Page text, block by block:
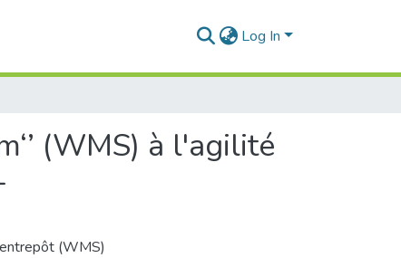
Log In
(WMS) à l'agilité
(WMS)